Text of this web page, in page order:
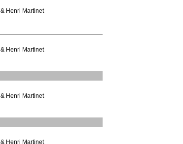
& Henri Martinet
& Henri Martinet
& Henri Martinet
& Henri Martinet